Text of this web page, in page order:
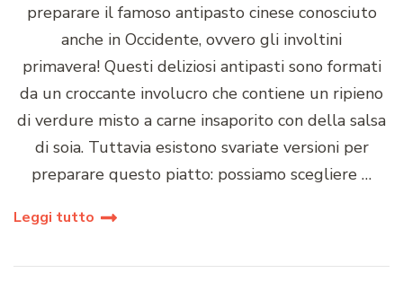
preparare il famoso antipasto cinese conosciuto
anche in Occidente, ovvero gli involtini
primavera! Questi deliziosi antipasti sono formati
da un croccante involucro che contiene un ripieno
di verdure misto a carne insaporito con della salsa
di soia. Tuttavia esistono svariate versioni per
preparare questo piatto: possiamo scegliere …
Leggi tutto